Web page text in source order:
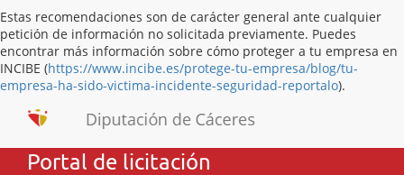
Estas recomendaciones son de carácter general ante cualquier
petición de información no solicitada previamente. Puedes
encontrar más información sobre cómo proteger a tu empresa en
INCIBE (https://www.incibe.es/protege-tu-empresa/blog/tu-
empresa-ha-sido-victima-incidente-seguridad-reportalo).
Portal de licitación